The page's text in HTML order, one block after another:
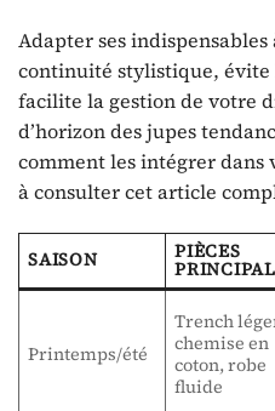
Adapter ses indispensables
continuité stylistique, évite
facilite la gestion de votre
d’horizon des jupes
comment les intégrer dans
à consulter cet article
SAISON PIÈCES
Printemps/été
Trench
chemise en
coton, robe
fluide